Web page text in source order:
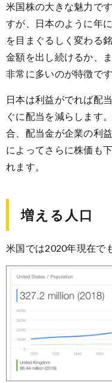
米国株の大きな魅力で
すが、日本のように年
を目まぐるしく変わる
金額を出し続けるか、
非常に多いのが特徴です
日本は利益がでれば配
ぐに配当を減らします
合、配当金が企業の利
によってさらに株価も
れます。
増える人口
米国では2020年現在で